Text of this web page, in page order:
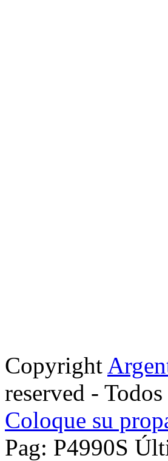
Copyright
reserved -
Coloque su
Pag: P4990S